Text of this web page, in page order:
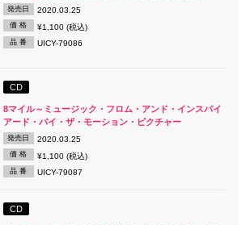
発売日 2020.03.25
価 格 ¥1,100 (税込)
品 番 UICY-79086
CD
8マイル～ミュージック・フロム・アンド・インスパイ
アード・バイ・ザ・モーション・ピクチャー
発売日 2020.03.25
価 格 ¥1,100 (税込)
品 番 UICY-79087
CD